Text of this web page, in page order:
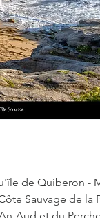
de Quiberon -
Sauvage de la
Aud et du